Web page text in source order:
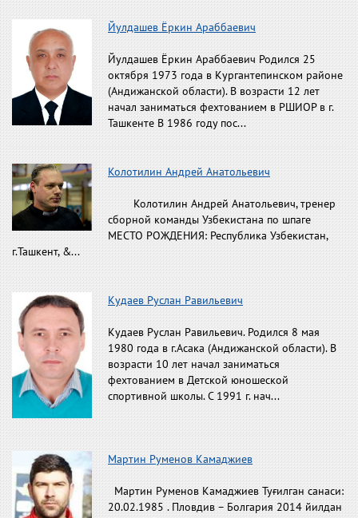
Йулдашев Ёркин Араббаевич
Йулдашев Ёркин Араббаевич Родился 25
октября 1973 года в Кургантепинском районе
(Андижанской области). В возрасти 12 лет
начал заниматься фехтованием в РШИОР в г.
Ташкенте В 1986 году пос...
Колотилин Андрей Анатольевич
Колотилин Андрей Анатольевич, тренер
сборной команды Узбекистана по шпаге
МЕСТО РОЖДЕНИЯ: Республика Узбекистан,
г.Ташкент, &...
Кудаев Руслан Равильевич
Кудаев Руслан Равильевич. Родился 8 мая
1980 года в г.Асака (Андижанской области). В
возрасти 10 лет начал заниматься
фехтованием в Детской юношеской
спортивной школы. С 1991 г. нач...
Мартин Руменов Камаджиев
Мартин Руменов Камаджиев Туғилган санаси:
20.02.1985 . Пловдив – Болгария 2014 йилдан